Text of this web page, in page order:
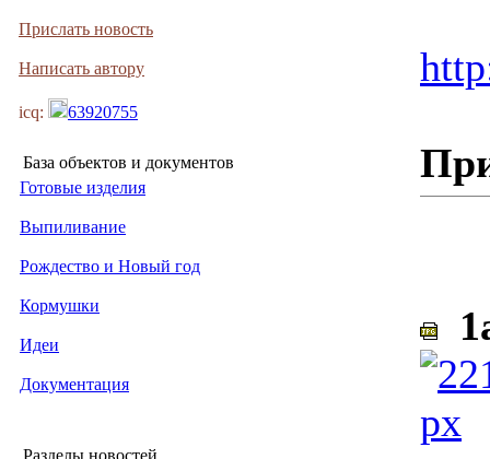
Прислать новость
Написать автору
icq: 63920755
База объектов и документов
Готовые изделия
Выпиливание
Рождество и Новый год
Кормушки
Идеи
Документация
Разделы новостей